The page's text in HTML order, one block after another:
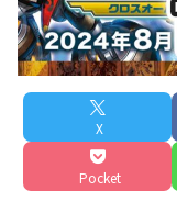
X
Pocket